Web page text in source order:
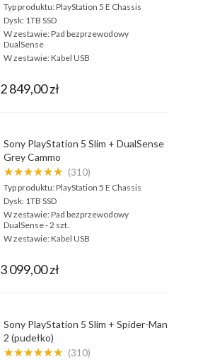
Typ produktu:PlayStation 5 E Chassis
Dysk: 1TB SSD
W zestawie:Pad bezprzewodowy
DualSense
W zestawie:Kabel USB
2 849,00 zł
Sony PlayStation 5 Slim + DualSense
Grey Cammo
★★★★★★ (310)
Typ produktu:PlayStation 5 E Chassis
Dysk: 1TB SSD
W zestawie:Pad bezprzewodowy
DualSense - 2 szt.
W zestawie:Kabel USB
3 099,00 zł
Sony PlayStation 5 Slim + Spider-Man
2 (pudełko)
★★★★★★ (310)